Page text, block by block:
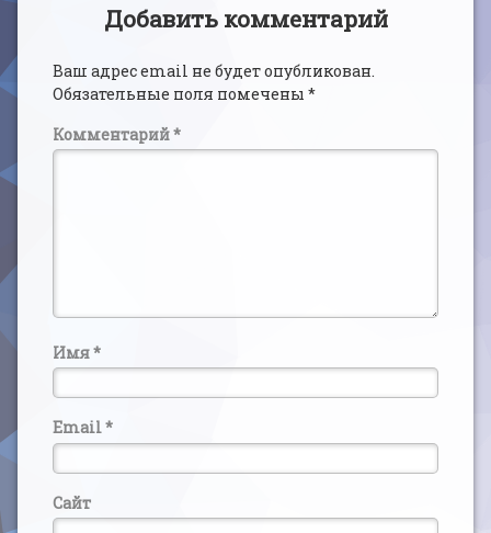
Добавить комментарий
Ваш адрес email не будет опубликован.
Обязательные поля помечены *
Комментарий*
Имя*
Email*
Сайт